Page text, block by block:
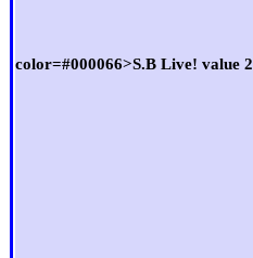
color=#000066>S.B Live! value 2